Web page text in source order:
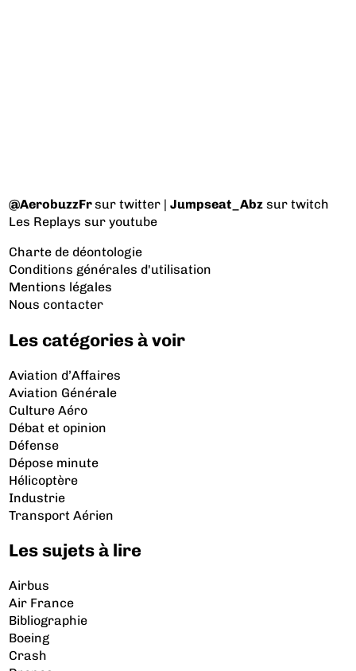
@AerobuzzFrsur twitter |Jumpseat_Abz sur twitch
Les Replays sur youtube
Charte de déontologie
Conditions générales d'utilisation
Mentions légales
Nous contacter
Les catégories à voir
Aviation d’Affaires
Aviation Générale
Culture Aéro
Débat et opinion
Défense
Dépose minute
Hélicoptère
Industrie
Transport Aérien
Les sujets à lire
Airbus
Air France
Bibliographie
Boeing
Crash